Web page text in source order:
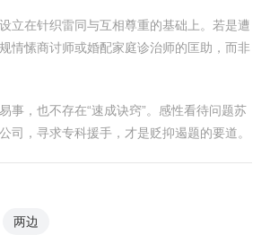
立在针织雷同与互相尊重的基础上。若是遭
情愫商讨师或婚配家庭诊治师的匡助，而非
事，也不存在“速成诀窍”。感性看待问题苏
司，寻求专科援手，才是贬抑遏题的要道。
两边